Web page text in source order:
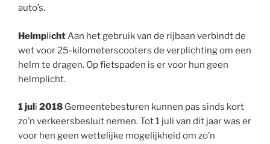
auto’s.
HelmplichtAan het gebruik van de rijbaan verbindt de
wet voor 25-kilometerscooters de verplichting om een
helm te dragen. Op fietspaden is er voor hun geen
helmplicht.
1 juli 2018 Gemeentebesturen kunnen pas sinds kort
zo’n verkeersbesluit nemen. Tot 1 juli van dit jaar was er
voor hen geen wettelijke mogelijkheid om zo’n